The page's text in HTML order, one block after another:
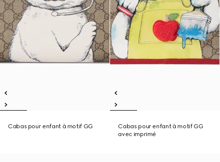
Cabas pour enfant à motif GG
Cabas pour enfant à motif GG
avec imprimé